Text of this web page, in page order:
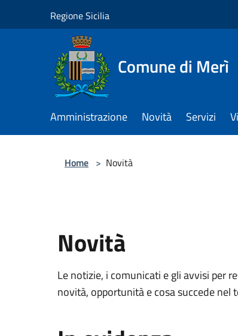
Regione Sicilia
Comune di Merì
Amministrazione Novità Servizi
Home > Novità
Novità
Le notizie, i comunicati e gli avvisi per
novità, opportunità e cosa succede nel